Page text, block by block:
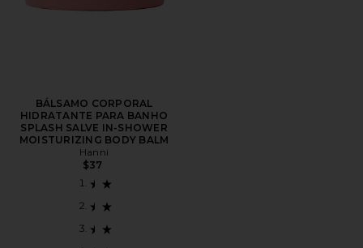
BÁLSAMO CORPORAL
HIDRATANTE PARA BANHO
SPLASH SALVE IN-SHOWER
MOISTURIZING BODY BALM
Hanni
$37